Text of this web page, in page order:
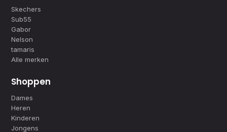
Skechers
Sub55
Gabor
Nelson
tamaris
Alle merken
Shoppen
Dames
Heren
Kinderen
Jongens